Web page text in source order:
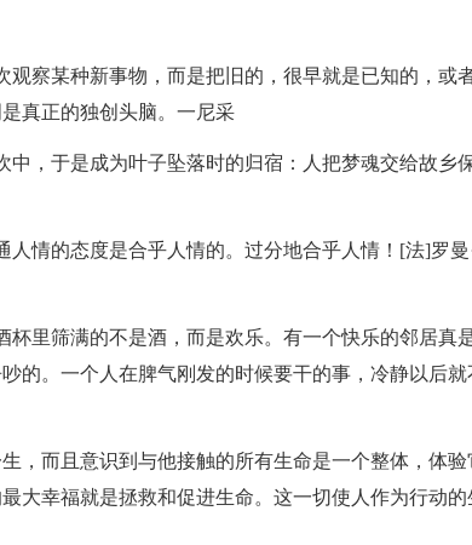
察某种新事物，而是把旧的，很早就是已知的，或
真正的独创头脑。一尼采
中，于是成为叶子坠落时的归宿：人把梦魂交给故乡
人情的态度是合乎人情的。过分地合乎人情！[法]罗曼
杯里筛满的不是酒，而是欢乐。有一个快乐的邻居真
的。一个人在脾气刚发的时候要干的事，冷静以后
，而且意识到与他接触的所有生命是一个整体，体
大幸福就是拯救和促进生命。这一切使人作为行动